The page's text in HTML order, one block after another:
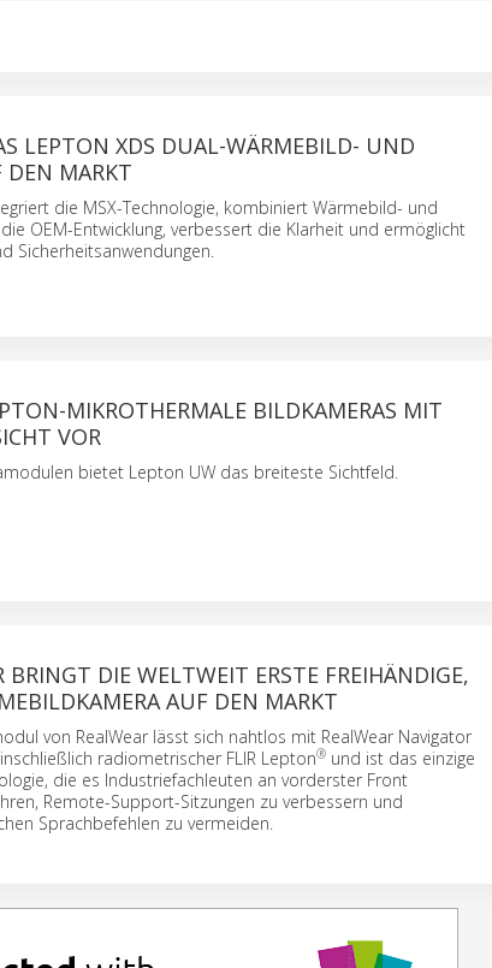
LEPTON XDS DUAL-WÄRMEBILD- UND
DEN MARKT
die MSX-Technologie, kombiniert Wärmebild- und
OEM-Entwicklung, verbessert die Klarheit und ermöglicht
Sicherheitsanwendungen.
MIKROTHERMALE BILDKAMERAS MIT
VOR
bietet Lepton UW das breiteste Sichtfeld.
BRINGT DIE WELTWEIT ERSTE FREIHÄNDIGE,
AUF DEN MARKT
von RealWear lässt sich nahtlos mit RealWear Navigator
radiometrischer FLIR Lepton®und ist das einzige
die es Industriefachleuten an vorderster Front
Remote-Support-Sitzungen zu verbessern und
Sprachbefehlen zu vermeiden.